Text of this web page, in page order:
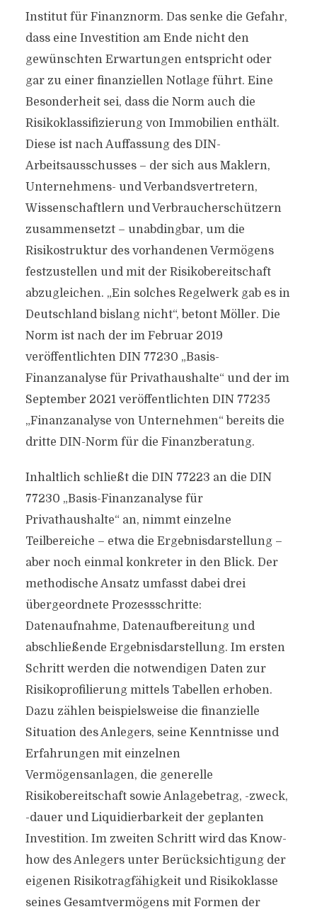
Institut für Finanznorm. Das senke die Gefahr,
dass eine Investition am Ende nicht den
gewünschten Erwartungen entspricht oder
gar zu einer finanziellen Notlage führt. Eine
Besonderheit sei, dass die Norm auch die
Risikoklassifizierung von Immobilien enthält.
Diese ist nach Auffassung des DIN-
Arbeitsausschusses – der sich aus Maklern,
Unternehmens- und Verbandsvertretern,
Wissenschaftlern und Verbraucherschützern
zusammensetzt – unabdingbar, um die
Risikostruktur des vorhandenen Vermögens
festzustellen und mit der Risikobereitschaft
abzugleichen. „Ein solches Regelwerk gab es in
Deutschland bislang nicht“, betont Möller. Die
Norm ist nach der im Februar 2019
veröffentlichten DIN 77230 „Basis-
Finanzanalyse für Privathaushalte“ und der im
September 2021 veröffentlichten DIN 77235
„Finanzanalyse von Unternehmen“ bereits die
dritte DIN-Norm für die Finanzberatung.
Inhaltlich schließt die DIN 77223 an die DIN
77230 „Basis-Finanzanalyse für
Privathaushalte“ an, nimmt einzelne
Teilbereiche – etwa die Ergebnisdarstellung –
aber noch einmal konkreter in den Blick. Der
methodische Ansatz umfasst dabei drei
übergeordnete Prozessschritte:
Datenaufnahme, Datenaufbereitung und
abschließende Ergebnisdarstellung. Im ersten
Schritt werden die notwendigen Daten zur
Risikoprofilierung mittels Tabellen erhoben.
Dazu zählen beispielsweise die finanzielle
Situation des Anlegers, seine Kenntnisse und
Erfahrungen mit einzelnen
Vermögensanlagen, die generelle
Risikobereitschaft sowie Anlagebetrag, -zweck,
-dauer und Liquidierbarkeit der geplanten
Investition. Im zweiten Schritt wird das Know-
how des Anlegers unter Berücksichtigung der
eigenen Risikotragfähigkeit und Risikoklasse
seines Gesamtvermögens mit Formen der